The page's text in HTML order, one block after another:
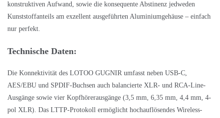
konstruktiven Aufwand, sowie die konsequente Abstinenz jedweden
Kunststoffanteils am exzellent ausgeführten Aluminiumgehäuse – einfach
nur perfekt.
Technische Daten:
Die Konnektivität des LOTOO GUGNIR umfasst neben USB-C,
AES/EBU und SPDIF-Buchsen auch balancierte XLR- und RCA-Line-
Ausgänge sowie vier Kopfhörerausgänge (3,5 mm, 6,35 mm, 4,4 mm, 4-
pol XLR). Das LTTP-Protokoll ermöglicht hochauflösendes Wireless-